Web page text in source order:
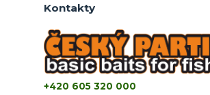
Kontakty
+420 605 320 000